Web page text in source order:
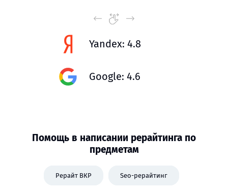
Yandex: 4.8
Google: 4.6
Помощь в написании рерайтинга по
предметам
Рерайт ВКР Seo-рерайтинг